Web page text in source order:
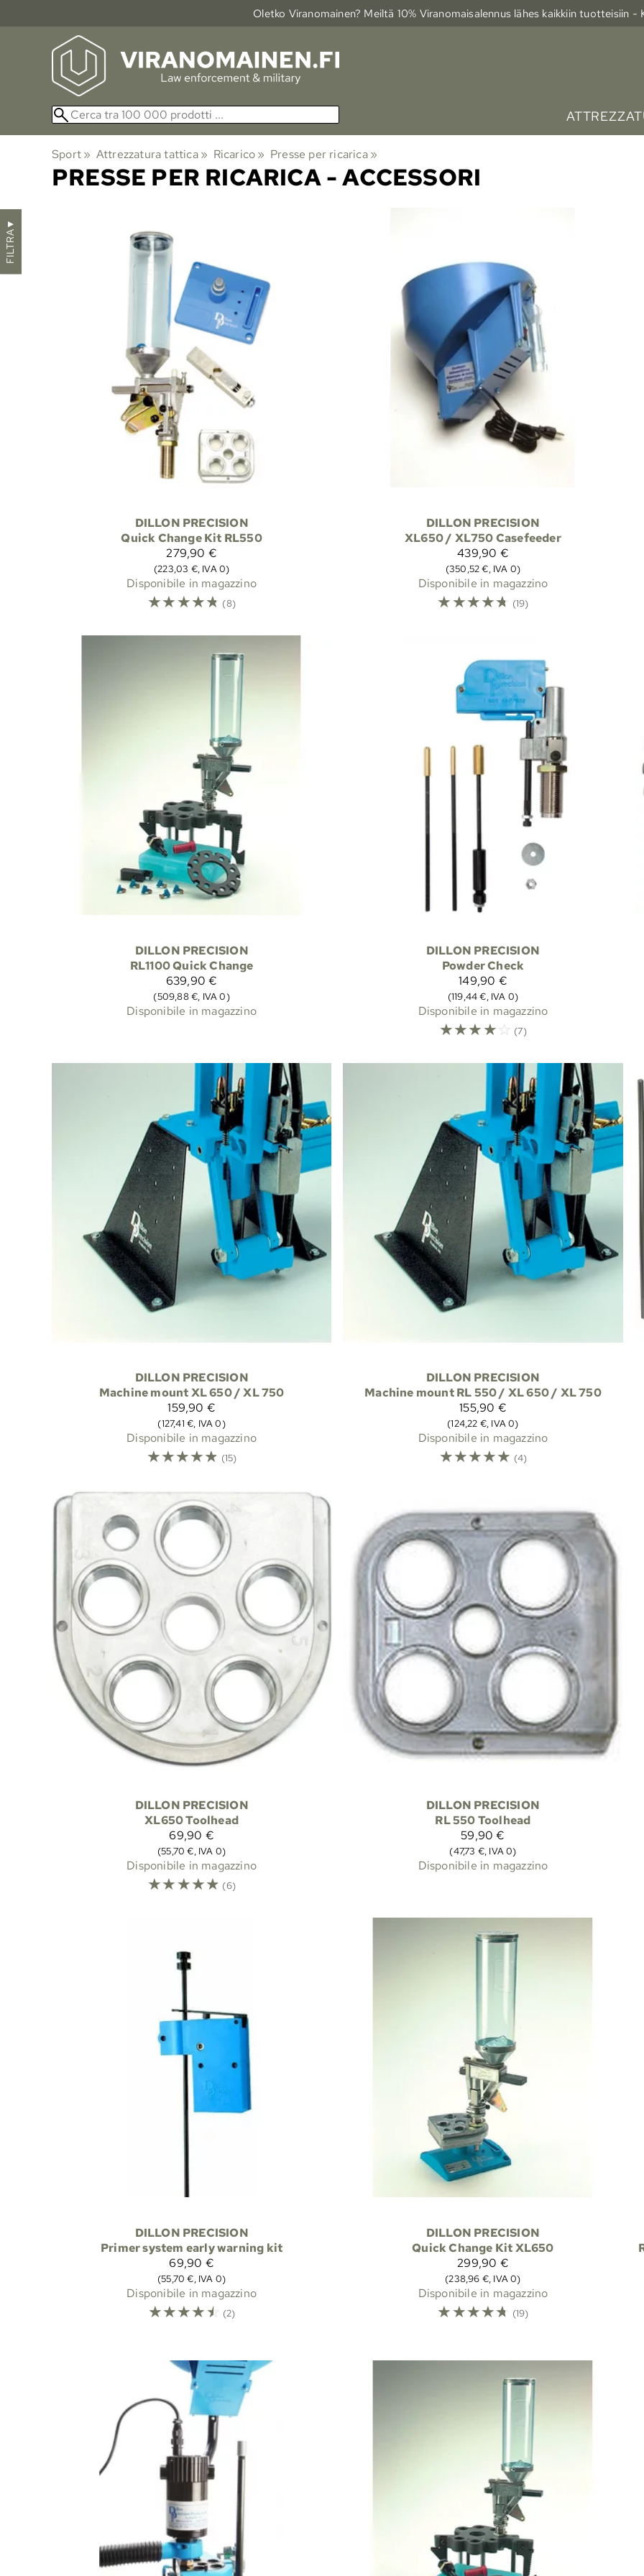
Oletko Viranomainen? Meiltä 10% Viranomais­alennus lähes kaikkiin tuotteisiin -
Sport‪» Attrezzatura tattica ‪» Ricarico‪» Presse per ricarica ‪»
PRESSE PER RICARICA - ACCESSORI
FILTRA
▼
DILLON PRECISION
Quick Change Kit RL550
279,90 €
(223,03 €, IVA 0)
Disponibile in magazzino
☆☆☆☆☆ (8)
DILLON PRECISION
XL650 / XL750 Casefeeder
439,90 €
(350,52 €, IVA 0)
Disponibile in magazzino
☆☆☆☆☆ (19)
DILLON PRECISION
RL1100 Quick Change
639,90 €
(509,88 €, IVA 0)
Disponibile in magazzino
DILLON PRECISION
Powder Check
149,90 €
(119,44 €, IVA 0)
Disponibile in magazzino
☆☆☆☆☆ (7)
DILLON PRECISION
Machine mount XL 650 / XL 750
159,90 €
(127,41 €, IVA 0)
Disponibile in magazzino
☆☆☆☆☆ (15)
DILLON PRECISION
Machine mount RL 550 / XL 650 / XL 750
155,90 €
(124,22 €, IVA 0)
Disponibile in magazzino
☆☆☆☆☆ (4)
DILLON PRECISION
XL650 Toolhead
69,90 €
(55,70 €, IVA 0)
Disponibile in magazzino
☆☆☆☆☆ (6)
DILLON PRECISION
RL 550 Toolhead
59,90 €
(47,73 €, IVA 0)
Disponibile in magazzino
DILLON PRECISION
Primer system early warning kit
69,90 €
(55,70 €, IVA 0)
Disponibile in magazzino
☆☆☆☆☆ (2)
DILLON PRECISION
Quick Change Kit XL650
299,90 €
(238,96 €, IVA 0)
Disponibile in magazzino
☆☆☆☆☆ (19)